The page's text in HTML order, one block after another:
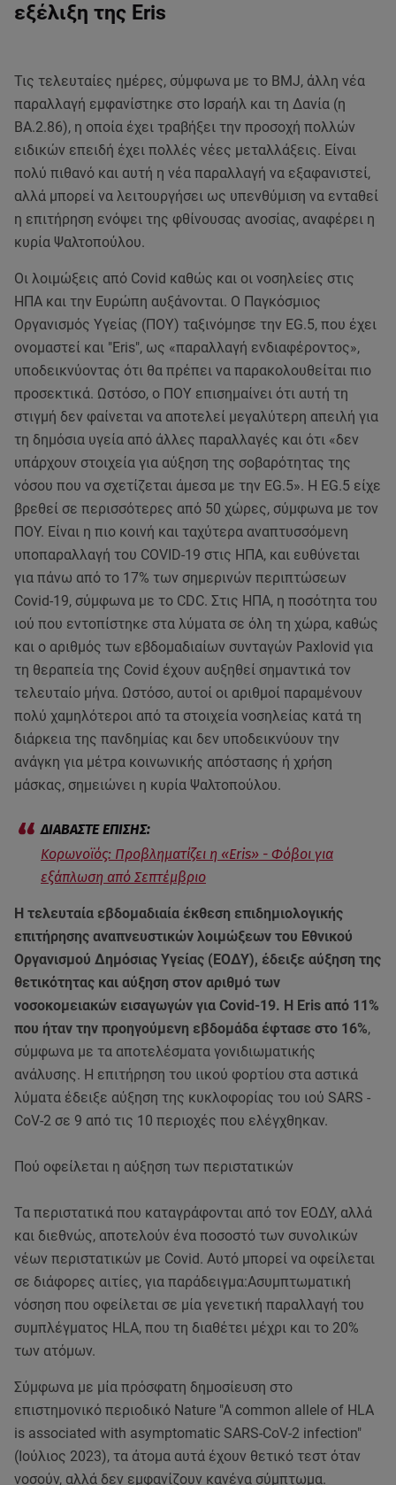
εξέλιξη της Eris
Τις τελευταίες ημέρες, σύμφωνα με το BMJ, άλλη νέα
παραλλαγή εμφανίστηκε στο Ισραήλ και τη Δανία (η
ΒΑ.2.86), η οποία έχει τραβήξει την προσοχή πολλών
ειδικών επειδή έχει πολλές νέες μεταλλάξεις. Είναι
πολύ πιθανό και αυτή η νέα παραλλαγή να εξαφανιστεί,
αλλά μπορεί να λειτουργήσει ως υπενθύμιση να ενταθεί
η επιτήρηση ενόψει της φθίνουσας ανοσίας, αναφέρει η
κυρία Ψαλτοπούλου.
Οι λοιμώξεις από Covid καθώς και οι νοσηλείες στις
ΗΠΑ και την Ευρώπη αυξάνονται. Ο Παγκόσμιος
Οργανισμός Υγείας (ΠΟΥ) ταξινόμησε την EG.5, που έχει
ονομαστεί και "Eris", ως «παραλλαγή ενδιαφέροντος»,
υποδεικνύοντας ότι θα πρέπει να παρακολουθείται πιο
προσεκτικά. Ωστόσο, ο ΠΟΥ επισημαίνει ότι αυτή τη
στιγμή δεν φαίνεται να αποτελεί μεγαλύτερη απειλή για
τη δημόσια υγεία από άλλες παραλλαγές και ότι «δεν
υπάρχουν στοιχεία για αύξηση της σοβαρότητας της
νόσου που να σχετίζεται άμεσα με την EG.5». Η EG.5 είχε
βρεθεί σε περισσότερες από 50 χώρες, σύμφωνα με τον
ΠΟΥ. Είναι η πιο κοινή και ταχύτερα αναπτυσσόμενη
υποπαραλλαγή του COVID-19 στις ΗΠΑ, και ευθύνεται
για πάνω από το 17% των σημερινών περιπτώσεων
Covid-19, σύμφωνα με το CDC. Στις ΗΠΑ, η ποσότητα του
ιού που εντοπίστηκε στα λύματα σε όλη τη χώρα, καθώς
και ο αριθμός των εβδομαδιαίων συνταγών Paxlovid για
τη θεραπεία της Covid έχουν αυξηθεί σημαντικά τον
τελευταίο μήνα. Ωστόσο, αυτοί οι αριθμοί παραμένουν
πολύ χαμηλότεροι από τα στοιχεία νοσηλείας κατά τη
διάρκεια της πανδημίας και δεν υποδεικνύουν την
ανάγκη για μέτρα κοινωνικής απόστασης ή χρήση
μάσκας, σημειώνει η κυρία Ψαλτοπούλου.
Κορωνοϊός: Προβληματίζει η «Eris» - Φόβοι για
εξάπλωση από Σεπτέμβριο
Η τελευταία εβδομαδιαία έκθεση επιδημιολογικής
επιτήρησης αναπνευστικών λοιμώξεων του Εθνικού
Οργανισμού Δημόσιας Υγείας (ΕΟΔΥ), έδειξε αύξηση της
θετικότητας και αύξηση στον αριθμό των
νοσοκομειακών εισαγωγών για Covid-19. Η Eris από 11%
που ήταν την προηγούμενη εβδομάδα έφτασε στο 16%,
σύμφωνα με τα αποτελέσματα γονιδιωματικής
ανάλυσης. Η επιτήρηση του ιικού φορτίου στα αστικά
λύματα έδειξε αύξηση της κυκλοφορίας του ιού SARS -
CoV-2 σε 9 από τις 10 περιοχές που ελέγχθηκαν.
Πού οφείλεται η αύξηση των περιστατικών
Τα περιστατικά που καταγράφονται από τον ΕΟΔΥ, αλλά
και διεθνώς, αποτελούν ένα ποσοστό των συνολικών
νέων περιστατικών με Covid. Αυτό μπορεί να οφείλεται
σε διάφορες αιτίες, για παράδειγμα:Ασυμπτωματική
νόσηση που οφείλεται σε μία γενετική παραλλαγή του
συμπλέγματος HLA, που τη διαθέτει μέχρι και το 20%
των ατόμων.
Σύμφωνα με μία πρόσφατη δημοσίευση στο
επιστημονικό περιοδικό Nature "A common allele of HLA
is associated with asymptomatic SARS-CoV-2 infection"
(Ιούλιος 2023), τα άτομα αυτά έχουν θετικό τεστ όταν
νοσούν, αλλά δεν εμφανίζουν κανένα σύμπτωμα.